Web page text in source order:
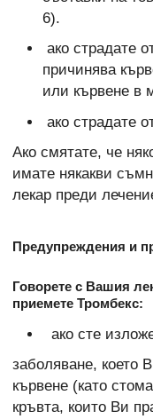
6).
ако страдате
причинява
или кървене в
ако страдате
Ако смятате, че
имате някакви
лекар преди
Предупреждения и
Говорете с Вашия
приемете Тромбекс:
ако сте
заболяване, което
кървене (като
кръвта, които Ви